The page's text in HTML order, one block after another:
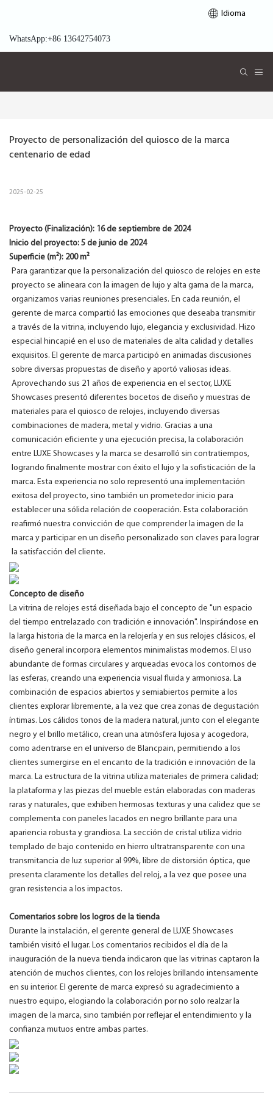
Idioma
WhatsApp:+86 13642754073
Proyecto de personalización del quiosco de la marca
centenario de edad
2025-02-25
Proyecto (Finalización): 16 de septiembre de 2024
Inicio del proyecto: 5 de junio de 2024
Superficie (m²): 200 m²
Para garantizar que la personalización del quiosco de relojes en este
proyecto se alineara con la imagen de lujo y alta gama de la marca,
organizamos varias reuniones presenciales. En cada reunión, el
gerente de marca compartió las emociones que deseaba transmitir
a través de la vitrina, incluyendo lujo, elegancia y exclusividad. Hizo
especial hincapié en el uso de materiales de alta calidad y detalles
exquisitos. El gerente de marca participó en animadas discusiones
sobre diversas propuestas de diseño y aportó valiosas ideas.
Aprovechando sus 21 años de experiencia en el sector, LUXE
Showcases presentó diferentes bocetos de diseño y muestras de
materiales para el quiosco de relojes, incluyendo diversas
combinaciones de madera, metal y vidrio. Gracias a una
comunicación eficiente y una ejecución precisa, la colaboración
entre LUXE Showcases y la marca se desarrolló sin contratiempos,
logrando finalmente mostrar con éxito el lujo y la sofisticación de la
marca. Esta experiencia no solo representó una implementación
exitosa del proyecto, sino también un prometedor inicio para
establecer una sólida relación de cooperación. Esta colaboración
reafirmó nuestra convicción de que comprender la imagen de la
marca y participar en un diseño personalizado son claves para lograr
la satisfacción del cliente.
Concepto de diseño
La vitrina de relojes está diseñada bajo el concepto de "un espacio
del tiempo entrelazado con tradición e innovación". Inspirándose en
la larga historia de la marca en la relojería y en sus relojes clásicos, el
diseño general incorpora elementos minimalistas modernos. El uso
abundante de formas circulares y arqueadas evoca los contornos de
las esferas, creando una experiencia visual fluida y armoniosa. La
combinación de espacios abiertos y semiabiertos permite a los
clientes explorar libremente, a la vez que crea zonas de degustación
íntimas. Los cálidos tonos de la madera natural, junto con el elegante
negro y el brillo metálico, crean una atmósfera lujosa y acogedora,
como adentrarse en el universo de Blancpain, permitiendo a los
clientes sumergirse en el encanto de la tradición e innovación de la
marca. La estructura de la vitrina utiliza materiales de primera calidad;
la plataforma y las piezas del mueble están elaboradas con maderas
raras y naturales, que exhiben hermosas texturas y una calidez que se
complementa con paneles lacados en negro brillante para una
apariencia robusta y grandiosa. La sección de cristal utiliza vidrio
templado de bajo contenido en hierro ultratransparente con una
transmitancia de luz superior al 99%, libre de distorsión óptica, que
presenta claramente los detalles del reloj, a la vez que posee una
gran resistencia a los impactos.
Comentarios sobre los logros de la tienda
Durante la instalación, el gerente general de LUXE Showcases
también visitó el lugar. Los comentarios recibidos el día de la
inauguración de la nueva tienda indicaron que las vitrinas captaron la
atención de muchos clientes, con los relojes brillando intensamente
en su interior. El gerente de marca expresó su agradecimiento a
nuestro equipo, elogiando la colaboración por no solo realzar la
imagen de la marca, sino también por reflejar el entendimiento y la
confianza mutuos entre ambas partes.